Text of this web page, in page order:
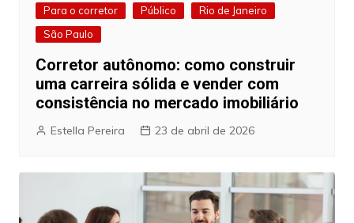
Para o corretor
Público
Rio de Janeiro
São Paulo
Corretor autônomo: como construir
uma carreira sólida e vender com
consistência no mercado imobiliário
Estella Pereira 23 de abril de 2026